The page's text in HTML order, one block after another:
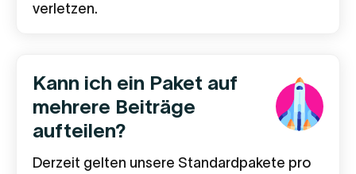
verletzen.
Kann ich ein Paket auf
mehrere Beiträge
aufteilen?
Derzeit gelten unsere Standardpakete pro